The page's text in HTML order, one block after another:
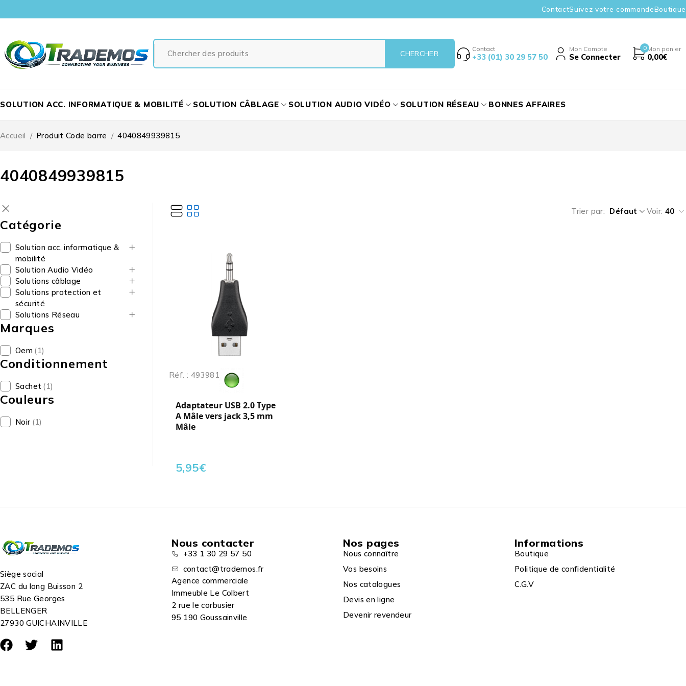
ContactSuivez votre commandeBoutique
Contact
+33 (01) 30 29 57 50
Mon Compte
Se Connecter
0 Mon panier
0,00€
SOLUTION ACC. INFORMATIQUE & MOBILITÉ SOLUTION CÂBLAGE SOLUTION AUDIO VIDÉO SOLUTION RÉSEAU BONNES AFFAIRES
4040849939815
Accueil / Produit Code barre / 4040849939815
Catégorie
Solution acc. informatique &
mobilité
Solution Audio Vidéo
Solutions câblage
Solutions protection et
sécurité
Solutions Réseau
Marques
Oem (1)
Conditionnement
Sachet (1)
Couleurs
Noir (1)
Trier par Défaut Voir: 40
Réf. : 493981
Adaptateur USB 2.0 Type
A Mâle vers jack 3,5 mm
Mâle
5,95€
Siège social
ZAC du long Buisson 2
535 Rue Georges
BELLENGER
27930 GUICHAINVILLE
Nous contacter
+33 1 30 29 57 50
contact@trademos.fr
Agence commerciale
Immeuble Le Colbert
2 rue le corbusier
95 190 Goussainville
Nos pages
Nous connaître
Vos besoins
Nos catalogues
Devis en ligne
Devenir revendeur
Informations
Boutique
Politique de confidentialité
C.G.V